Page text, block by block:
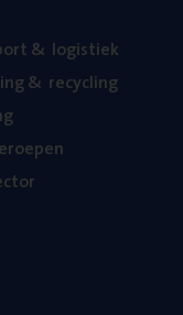
& logistiek
& recycling